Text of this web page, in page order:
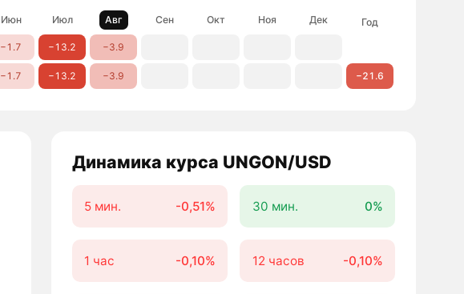
Июн Июл Авг Сен Окт Ноя Дек Год
−1.7 −13.2 −3.9
−1.7 −13.2 −3.9 −21.6
Динамика курса UNGON/USD
5 мин. -0,51% 30 мин. 0%
1 час -0,10% 12 часов -0,10%